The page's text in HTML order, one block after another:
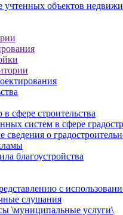
учтенных объектов
сфере строительства
систем в сфере
о
благоустройства
с
слушания
\муниципальные услуги\